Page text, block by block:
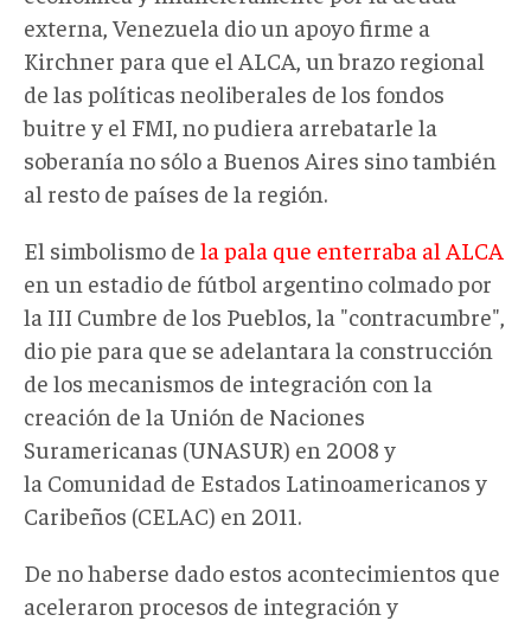
externa, Venezuela dio un apoyo firme a
Kirchner para que el ALCA, un brazo regional
de las políticas neoliberales de los fondos
buitre y el FMI, no pudiera arrebatarle la
soberanía no sólo a Buenos Aires sino también
al resto de países de la región.
El simbolismo de la pala que enterraba al ALCA
en un estadio de fútbol argentino colmado por
la III Cumbre de los Pueblos, la "contracumbre",
dio pie para que se adelantara la construcción
de los mecanismos de integración con la
creación de la Unión de Naciones
Suramericanas (UNASUR) en 2008 y
la Comunidad de Estados Latinoamericanos y
Caribeños (CELAC) en 2011.
De no haberse dado estos acontecimientos que
aceleraron procesos de integración y